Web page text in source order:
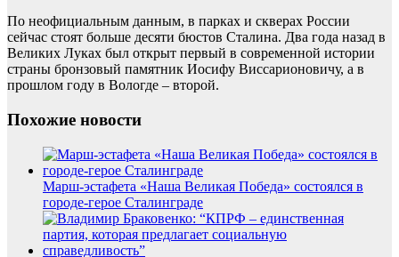
По неофициальным данным, в парках и скверах России
сейчас стоят больше десяти бюстов Сталина. Два года назад в
Великих Луках был открыт первый в современной истории
страны бронзовый памятник Иосифу Виссарионовичу, а в
прошлом году в Вологде – второй.
Похожие новости
Марш-эстафета «Наша Великая Победа» состоялся в
городе-герое Сталинграде